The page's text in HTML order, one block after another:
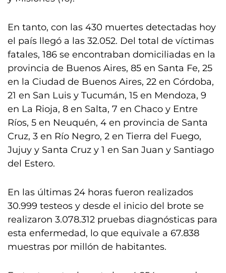
En tanto, con las 430 muertes detectadas hoy
el país llegó a las 32.052. Del total de víctimas
fatales, 186 se encontraban domiciliadas en la
provincia de Buenos Aires, 85 en Santa Fe, 25
en la Ciudad de Buenos Aires, 22 en Córdoba,
21 en San Luis y Tucumán, 15 en Mendoza, 9
en La Rioja, 8 en Salta, 7 en Chaco y Entre
Ríos, 5 en Neuquén, 4 en provincia de Santa
Cruz, 3 en Río Negro, 2 en Tierra del Fuego,
Jujuy y Santa Cruz y 1 en San Juan y Santiago
del Estero.
En las últimas 24 horas fueron realizados
30.999 testeos y desde el inicio del brote se
realizaron 3.078.312 pruebas diagnósticas para
esta enfermedad, lo que equivale a 67.838
muestras por millón de habitantes.